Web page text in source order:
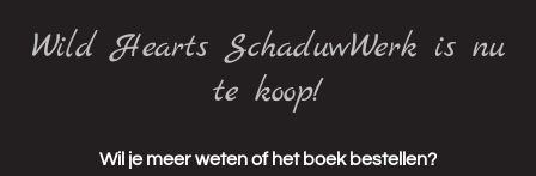
Wild Hearts SchaduwWerk is nu
te koop!
Wil je meer weten of het boek bestellen?